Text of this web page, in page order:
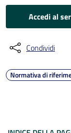
Accedi al
Condividi
Normativa di